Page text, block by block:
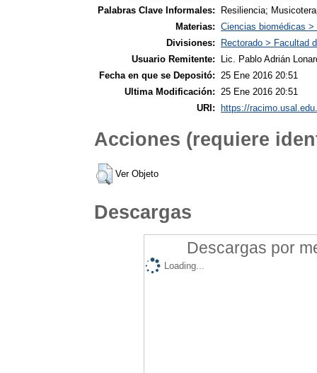
Palabras Clave Informales:
Resiliencia;
Materias: Ciencias biomédicas
Divisiones:
Rectorado > Facultad
Usuario Remitente:
Lic. Pablo Adrián
Fecha en que se Depositó: 25 Ene 2016 20:51
Ultima Modificación: 25 Ene 2016 20:51
URI:
https://
Acciones (requiere
Ver Objeto
Descargas
Descargas por
Loading...